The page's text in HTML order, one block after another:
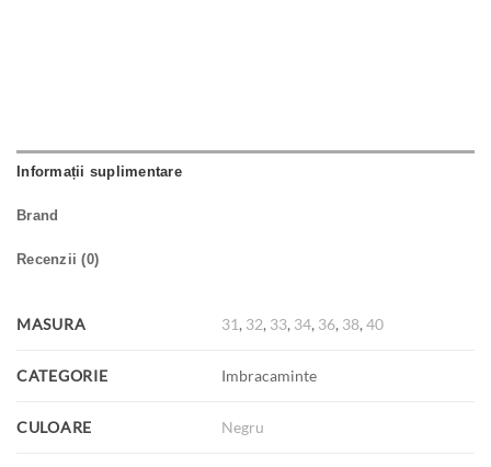
Informații suplimentare
Brand
Recenzii (0)
MASURA 31, 32, 33, 34, 36, 38,40
CATEGORIE Imbracaminte
CULOARE Negru